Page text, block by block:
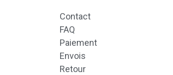
Contact
FAQ
Paiement
Envois
Retour